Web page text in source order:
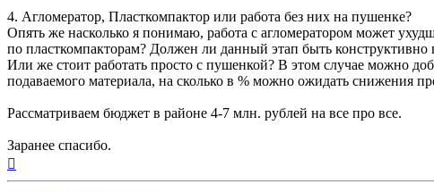
4. Агломератор, Пласткомпактор или работа без них на пушенке?
Опять же насколько я понимаю, работа с агломератором может
по пласткомпакторам? Должен ли данный этап быть конструктивно
Или же стоит работать просто с пушенкой? В этом случае можно
подаваемого материала, на сколько в % можно ожидать снижения
Рассматриваем бюджет в районе 4-7 млн. рублей на все про все.
Заранее спасибо.